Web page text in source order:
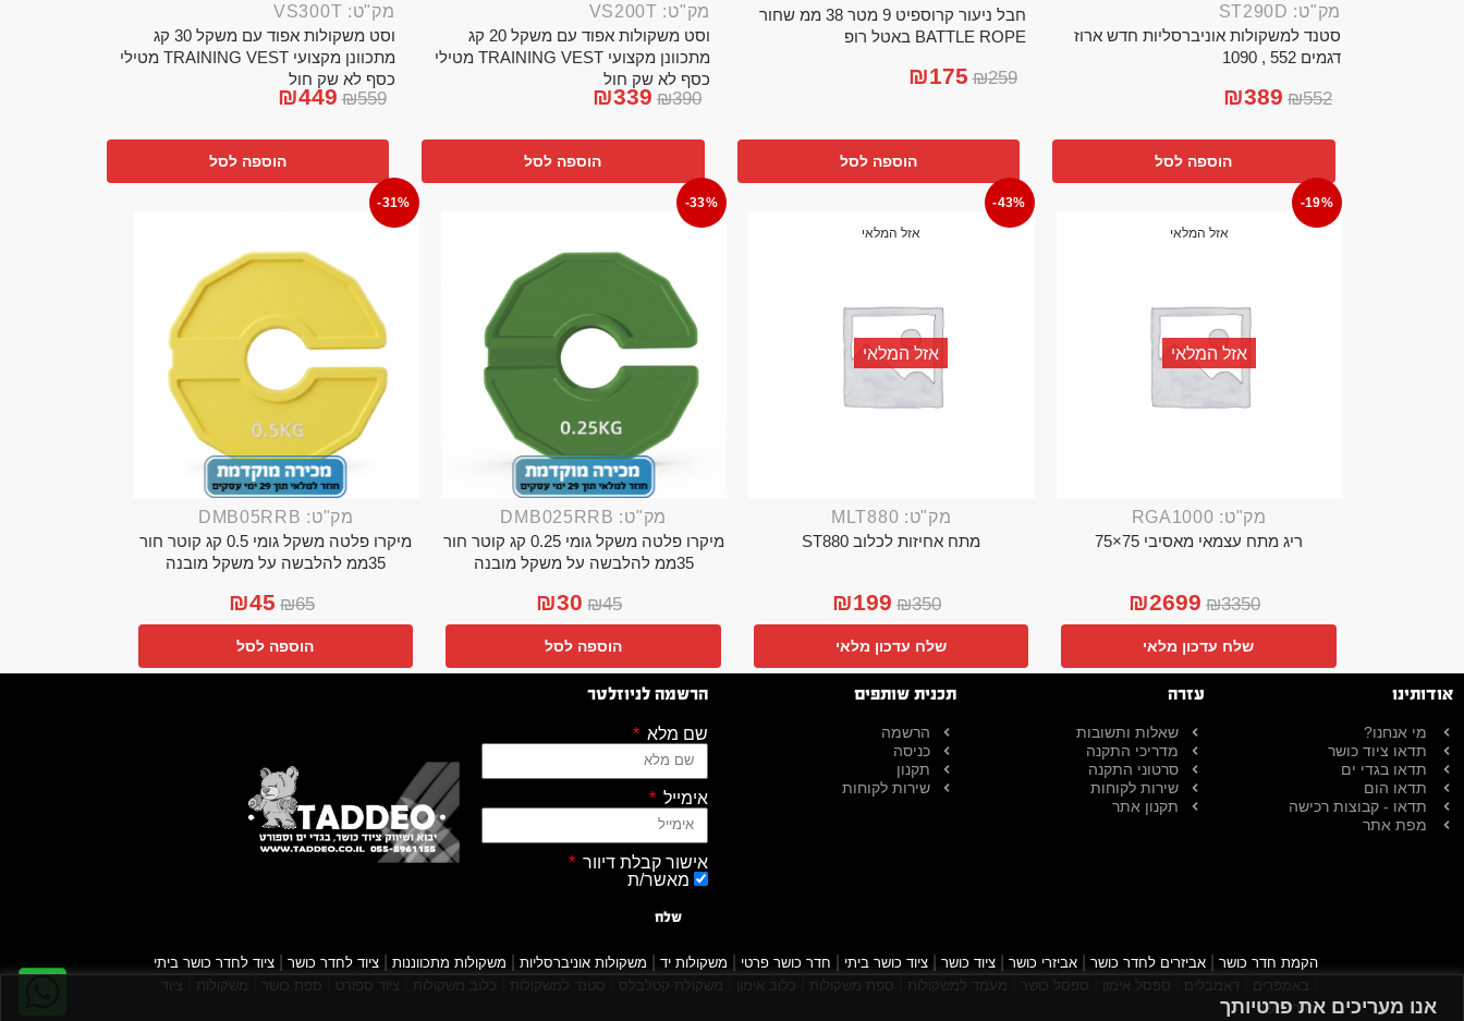
אנו מעריכים את פרטיותך
מק"ט: ST290D
סטנד למשקולות אוניברסליות חדש ארוז
דגמים 552 , 1090
₪552
₪389
הוספה לסל
חבל ניעור קרוספיט 9 מטר 38 ממ שחור
BATTLE ROPE באטל רופ
₪259
₪175
הוספה לסל
מק"ט: VS200T
וסט משקולות אפוד עם משקל 20 קג
מתכוונן מקצועי TRAINING VEST מטילי
כסף לא שק חול
₪390
₪339
הוספה לסל
מק"ט: VS300T
וסט משקולות אפוד עם משקל 30 קג
מתכוונן מקצועי TRAINING VEST מטילי
כסף לא שק חול
₪559
₪449
הוספה לסל
-19%
אזל המלאי
אזל המלאי
מק"ט: RGA1000
ריג מתח עצמאי מאסיבי 75×75
₪3350
₪2699
שלח עדכון מלאי
-43%
אזל המלאי
אזל המלאי
מק"ט: MLT880
מתח אחיזות לכלוב ST880
₪350
₪199
שלח עדכון מלאי
-33%
מק"ט: DMB025RRB
מיקרו פלטה משקל גומי 0.25 קג קוטר חור
35ממ להלבשה על משקל מובנה
₪45
₪30
הוספה לסל
-31%
מק"ט: DMB05RRB
מיקרו פלטה משקל גומי 0.5 קג קוטר חור
35ממ להלבשה על משקל מובנה
₪65
₪45
הוספה לסל
אודותינו
מי אנחנו?
תדאו ציוד כושר
תדאו בגדי ים
תדאו הום
תדאו - קבוצות רכישה
מפת אתר
עזרה
שאלות ותשובות
מדריכי התקנה
סרטוני התקנה
שירות לקוחות
תקנון אתר
תכנית שותפים
הרשמה
כניסה
תקנון
שירות לקוחות
הרשמה לניוזלטר
שם מלא
אימייל
אישור קבלת דיוור
מאשר/ת
שלח
הקמת חדר כושר |אביזרים לחדר כושר |אביזרי כושר |ציוד כושר |ציוד כושר ביתי חדר כושר פרטי משקולות יד משקולות אוניברסליות משקולות מתכווננות |ציוד לחדר כושר |ציוד לחדר כושר ביתי
באמפרים דאמבלים ספסל אימון ספסל כושר מעמד למשקולות ספת משקולות כלוב אימון משקולת קטלבלס סטנד למשקולות כלוב משקולות ציוד ספורט ספת כושר משקולות
ציוד
חדרי כושר